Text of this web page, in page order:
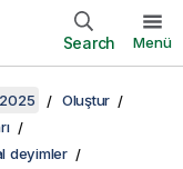
Search Menü
Oluştur
deyimler